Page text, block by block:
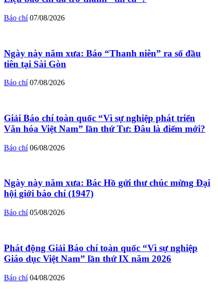
Báo chí 07/08/2026
Ngày này năm xưa: Báo “Thanh niên” ra số đầu
tiên tại Sài Gòn
Báo chí 07/08/2026
Giải Báo chí toàn quốc “Vì sự nghiệp phát triển
Văn hóa Việt Nam” lần thứ Tư: Đâu là điểm mới?
Báo chí 06/08/2026
Ngày này năm xưa: Bác Hồ gửi thư chúc mừng Đại
hội giới báo chí (1947)
Báo chí 05/08/2026
Phát động Giải Báo chí toàn quốc “Vì sự nghiệp
Giáo dục Việt Nam” lần thứ IX năm 2026
Báo chí 04/08/2026